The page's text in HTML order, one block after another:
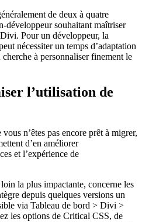
de deux à quatre
développeur souhaitant maîtriser
Pour un développeur, la
nécessiter un temps d’adaptation
à personnaliser finement le
l’utilisation de
n’êtes pas encore prêt à migrer,
d’en améliorer
et l’expérience de
la plus impactante, concerne les
depuis quelques versions un
via Tableau de bord > Divi >
les options de Critical CSS, de